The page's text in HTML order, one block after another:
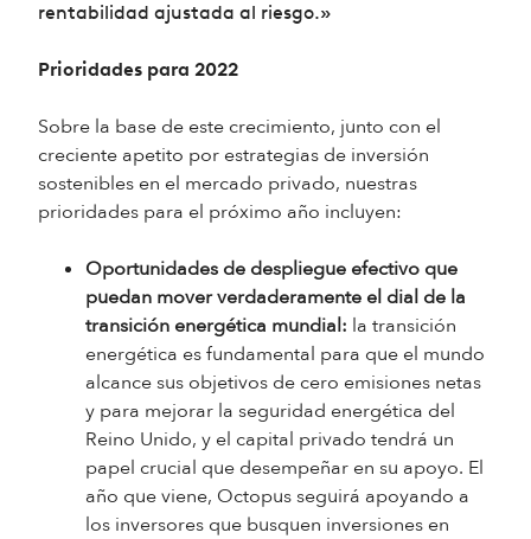
rentabilidad ajustada al riesgo.»
Prioridades para 2022
Sobre la base de este crecimiento, junto con el
creciente apetito por estrategias de inversión
sostenibles en el mercado privado, nuestras
prioridades para el próximo año incluyen:
Oportunidades de despliegue efectivo que
puedan mover verdaderamente el dial de la
transición energética mundial: la transición
energética es fundamental para que el mundo
alcance sus objetivos de cero emisiones netas
y para mejorar la seguridad energética del
Reino Unido, y el capital privado tendrá un
papel crucial que desempeñar en su apoyo. El
año que viene, Octopus seguirá apoyando a
los inversores que busquen inversiones en